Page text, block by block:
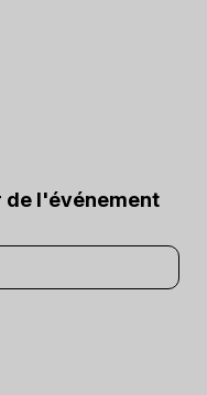
de l'événement